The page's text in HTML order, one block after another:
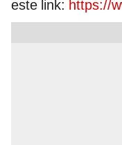
este link: https://